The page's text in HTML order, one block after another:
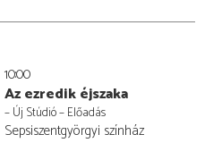
10:00
Az ezredik éjszaka
– Új Stúdió – Előadás
Sepsiszentgyörgyi színház